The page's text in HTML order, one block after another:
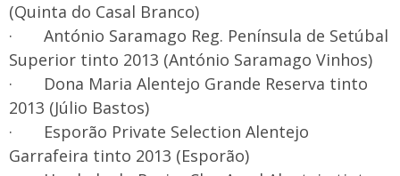
(Quinta do Casal Branco)
· António Saramago Reg. Península de Setúbal
Superior tinto 2013 (António Saramago Vinhos)
· Dona Maria Alentejo Grande Reserva tinto
2013 (Júlio Bastos)
· Esporão Private Selection Alentejo
Garrafeira tinto 2013 (Esporão)